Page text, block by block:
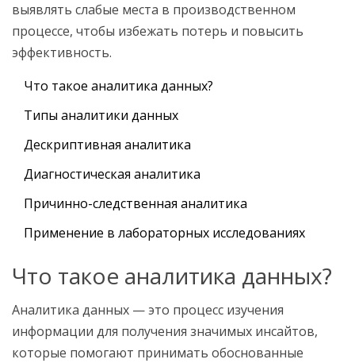
выявлять слабые места в производственном
процессе, чтобы избежать потерь и повысить
эффективность.
Что такое аналитика данных?
Типы аналитики данных
Дескриптивная аналитика
Диагностическая аналитика
Причинно-следственная аналитика
Применение в лабораторных исследованиях
Что такое аналитика данных?
Аналитика данных — это процесс изучения
информации для получения значимых инсайтов,
которые помогают принимать обоснованные